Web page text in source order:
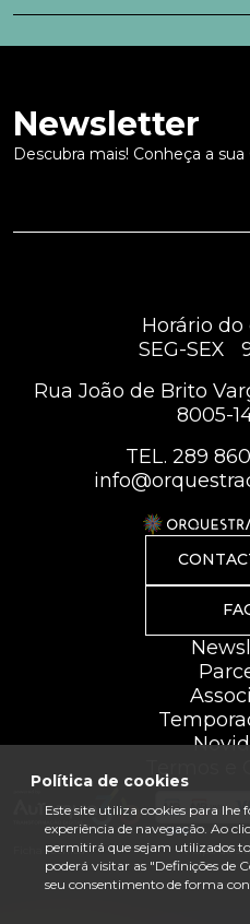
Política de cookies
Este site utiliza cookies para lhe
experiência de navegação. Ao
permitirá que sejam utilizados
poderá visitar as "Definições de
seu consentimento de forma
Newsletter
Descubra mais! Conheça a
Horário do
SEG-SEX
Rua João de Brito
8005-
TEL. 289
Termos e
Ficha Técnica Mapa do